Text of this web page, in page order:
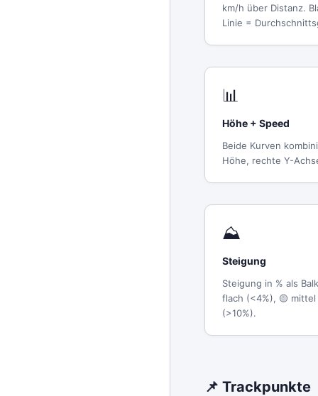
km/h über Distanz.
Linie =
📊
Höhe + Speed
Beide Kurven
Höhe, rechte Y-
⛰
Steigung
Steigung in % als
flach (<4%), 🟡
(>10%).
📌 Trackpunkte